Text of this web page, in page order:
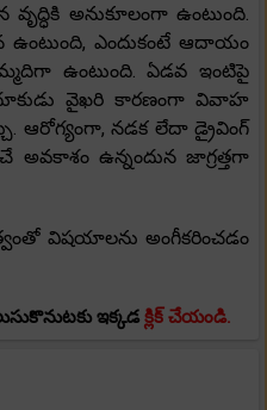
అనుకూలంగా ఉంటుంది.
ఉంటుంది, ఎందుకంటే ఆదాయం
ఉంటుంది. ఏడవ ఇంటిపై
వైఖరి కారణంగా వివాహ
ఆరోగ్యంగా, నడక లేదా డ్రైవింగ్
అవకాశం ఉన్నందున జాగ్రత్తగా
విషయాలను అంగీకరించడం
ఇక్కడక్లిక్ చేయండి.